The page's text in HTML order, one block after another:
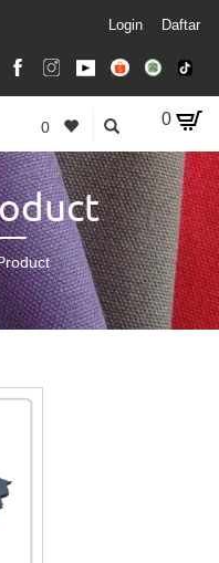
Login Daftar
0 0